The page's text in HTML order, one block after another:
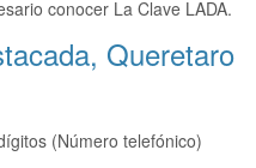
conocer La Clave LADA.
Queretaro
(Número telefónico)